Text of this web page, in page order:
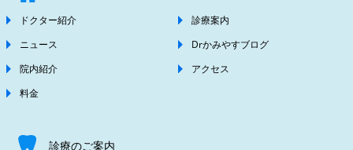
ドクター紹介
診療案内
ニュース
Drかみやすブログ
院内紹介
アクセス
料金
診療のご案内